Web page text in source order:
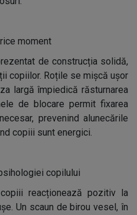
moment
de construcția solidă,
copiilor. Roțile se mișcă ușor
largă împiedică răsturnarea
de blocare permit fixarea
prevenind alunecările
copiii sunt energici.
copilului
reacționează pozitiv la
Un scaun de birou vesel, în